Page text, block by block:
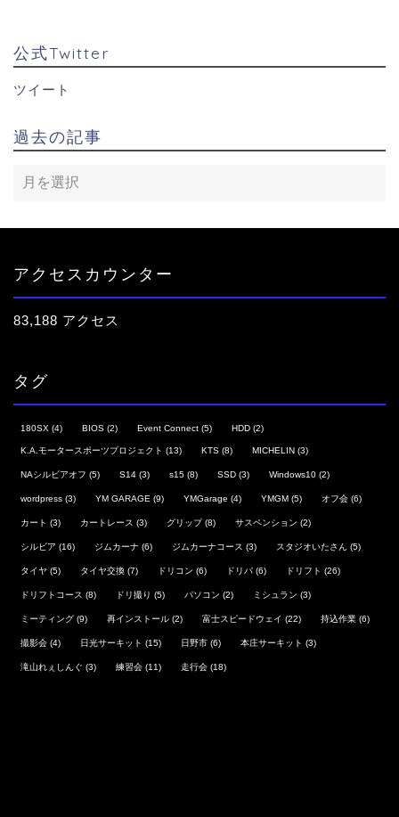
公式Twitter
ツイート
過去の記事
アクセスカウンター
83,188 アクセス
タグ
180SX (4) BIOS (2) Event Connect (5) HDD (2)
K.A.モータースポーツプロジェクト (13) KTS (8) MICHELIN (3)
NAシルビアオフ (5) S14 (3) s15 (8) SSD (3) Windows10 (2)
wordpress (3) YM GARAGE (9) YMGarage (4) YMGM (5) オフ会 (6)
カート (3) カートレース (3) グリップ (8) サスペンション (2)
シルビア (16) ジムカーナ (6) ジムカーナコース (3) スタジオいたさん (5)
タイヤ (5) タイヤ交換 (7) ドリコン (6) ドリパ (6) ドリフト (26)
ドリフトコース (8) ドリ撮り (5) パソコン (2) ミシュラン (3)
ミーティング (9) 再インストール (2) 富士スピードウェイ (22) 持込作業 (6)
撮影会 (4) 日光サーキット (15) 日野市 (6) 本庄サーキット (3)
滝山れぇしんぐ (3) 練習会 (11) 走行会 (18)